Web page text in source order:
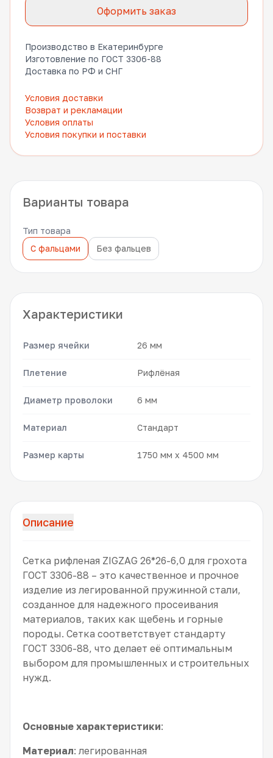
Оформить заказ
Производство в Екатеринбурге
Изготовление по ГОСТ 3306-88
Доставка по РФ и СНГ
Условия доставки
Возврат и рекламации
Условия оплаты
Условия покупки и поставки
Варианты товара
Тип товара
С фальцами
Без фальцев
Характеристики
Размер ячейки 26 мм
Плетение Рифлёная
Диаметр проволоки 6 мм
Материал Стандарт
Размер карты 1750 мм x 4500 мм
Описание
Сетка рифленая ZIGZAG 26*26-6,0 для грохота
ГОСТ 3306-88 – это качественное и прочное
изделие из легированной пружинной стали,
созданное для надежного просеивания
материалов, таких как щебень и горные
породы. Сетка соответствует стандарту
ГОСТ 3306-88, что делает её оптимальным
выбором для промышленных и строительных
нужд.
Основные характеристики:
Материал: легированная